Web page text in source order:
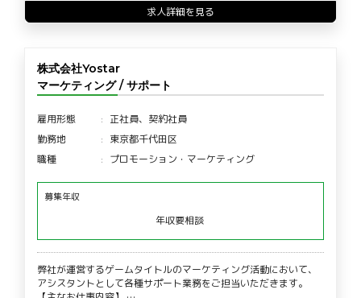
求人詳細を見る
株式会社Yostar
マーケティング / サポート
雇用形態
正社員、契約社員
勤務地
東京都千代田区
職種
プロモーション・マーケティング
募集年収
年収要相談
弊社が運営するゲームタイトルのマーケティング活動において、
アシスタントとして各種サポート業務をご担当いただきます。